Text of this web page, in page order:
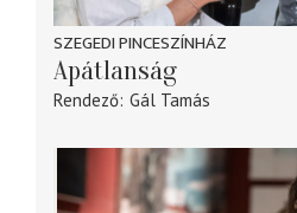
SZEGEDI PINCESZÍNHÁZ
Apátlanság
Rendező Gál Tamás